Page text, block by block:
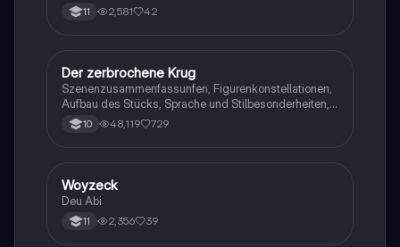
11 2,581 42
Deutsch
Der zerbrochene Krug
Szenenzusammenfassunfen, Figurenkonstellationen,
Aufbau des Stücks, Sprache und Stilbesonderheiten,
Aussageabsicht, Thematik, Interpretation
10 48,119 729
Deutsch
Woyzeck
Deu Abi
11 2,356 39